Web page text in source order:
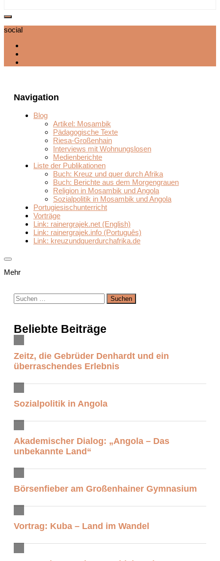
social
Navigation
Blog
Artikel: Mosambik
Pädagogische Texte
Riesa-Großenhain
Interviews mit Wohnungslosen
Medienberichte
Liste der Publikationen
Buch: Kreuz und quer durch Afrika
Buch: Berichte aus dem Morgengrauen
Religion in Mosambik und Angola
Sozialpolitik in Mosambik und Angola
Portugiesischunterricht
Vorträge
Link: rainergrajek.net (English)
Link: rainergrajek.info (Português)
Link: kreuzundquerdurchafrika.de
Mehr
Suchen
nach:
Beliebte Beiträge
Zeitz, die Gebrüder Denhardt und ein
überraschendes Erlebnis
Sozialpolitik in Angola
Akademischer Dialog: „Angola – Das
unbekannte Land“
Börsenfieber am Großenhainer Gymnasium
Vortrag: Kuba – Land im Wandel